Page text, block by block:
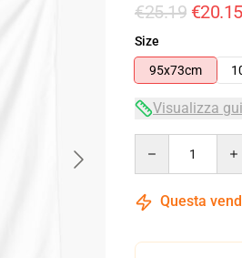
€25.19 €20.15
Size
95x73cm
Visualizza
Questa